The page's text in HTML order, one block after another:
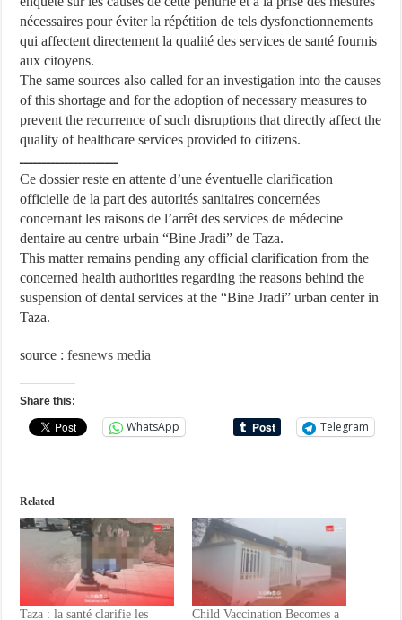
nécessaires pour éviter la répétition de tels dysfonctionnements
qui affectent directement la qualité des services de santé fournis
aux citoyens.
The same sources also called for an investigation into the causes
of this shortage and for the adoption of necessary measures to
prevent the recurrence of such disruptions that directly affect the
quality of healthcare services provided to citizens.
ــــــــــــــــــــــ
Ce dossier reste en attente d’une éventuelle clarification
officielle de la part des autorités sanitaires concernées
concernant les raisons de l’arrêt des services de médecine
dentaire au centre urbain “Bine Jradi” de Taza.
This matter remains pending any official clarification from the
concerned health authorities regarding the reasons behind the
suspension of dental services at the “Bine Jradi” urban center in
Taza.
source : fesnews media
Share this:
WhatsApp Telegram
Related
Taza : la santé clarifie les
Child Vaccination Becomes a